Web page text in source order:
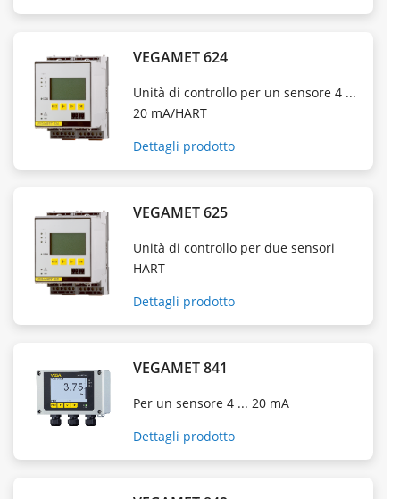
VEGAMET 624
Unità di controllo per un sensore 4 ...
20 mA/HART
Dettagli prodotto
VEGAMET 625
Unità di controllo per due sensori
HART
Dettagli prodotto
VEGAMET 841
Per un sensore 4 ... 20 mA
Dettagli prodotto